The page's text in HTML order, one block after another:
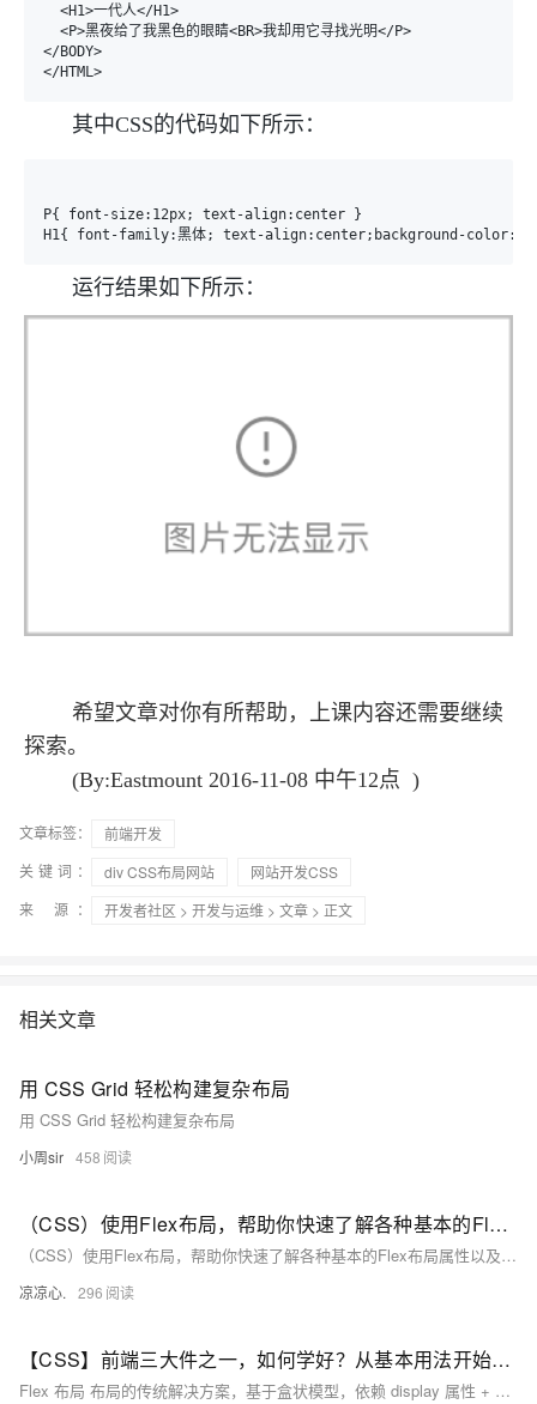
  <H1>一代人</H1>
  <P>黑夜给了我黑色的眼睛<BR>我却用它寻找光明</P>
</BODY>
其中CSS的代码如下所示：
P{ font-size:12px; text-align:center }
H1{ font-family:黑体; text-align:center;background-
运行结果如下所示：
希望文章对你有所帮助，上课内容还需要继续
探索。
(By:Eastmount 2016-11-08 中午12点 )
文章标签：
前端开发
关键词：
div CSS布局网站
网站开发CSS
来 源：
开发者社区 > 开发与运维 > 文章 > 正文
相关文章
用 CSS Grid 轻松构建复杂布局
用 CSS Grid 轻松构建复杂布局
小周sir 458
（CSS）使用Flex布局，帮助你快速了解各种基本的Flex布局属性以及帮你让元素快速达到布局中的指定位置！
（CSS）使用Flex布局，帮助你快速了解各种基本的Flex布局属性以及帮你让元素快速达到布局中的指定位置！
凉凉心. 296
【CSS】前端三大件之一，如何学好？从基本用法开始吧！（六）：全方面分析css的Flex布局，从纵、横两个坐标开始进行居中、两端等元素分布模式；刨析元素间隔、排序模式等
Flex 布局 布局的传统解决方案，基于盒状模型，依赖 display 属性 + position属性 + float属性。它对于那些特殊布局非常不方便，比如，垂直居中就不容易实现。 2009年，W3C 提出了一种新的方案----Flex 布局，可以简便、完整、响应式地实现各种页面布局。目前，它已经得到了所有浏览器的支持，这意味着，现在就能很安全地使用这项功能。 一、Flex 布局是什么？ Flex 是 Flexible Box 的缩写，意为"弹性布局"，用来为盒状模型提供最大的灵活性。